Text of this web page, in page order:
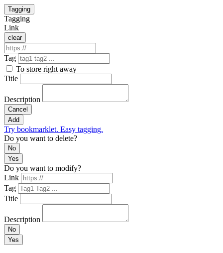
Tagging
Tagging
Link
clear
Tag
To store right away
Title
Description
Cancel
Add
Try bookmarklet. Easy tagging.
Do you want to delete?
No
Yes
Do you want to modify?
Link
Tag
Title
Description
No
Yes